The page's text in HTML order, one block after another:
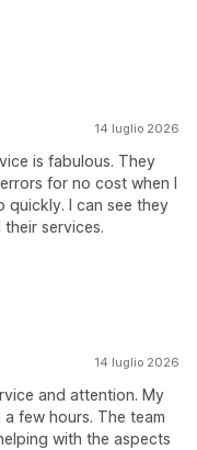
14 luglio 2026
is fabulous. They
for no cost when I
quickly. I can see they
services.
14 luglio 2026
and attention. My
few hours. The team
with the aspects